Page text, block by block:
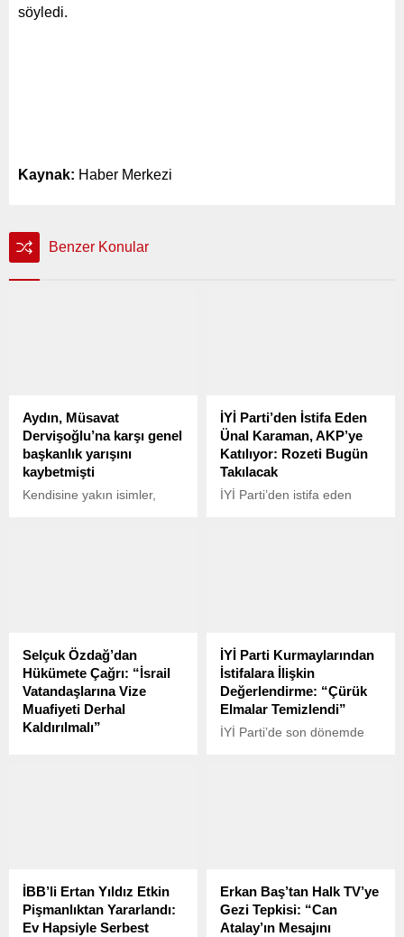
söyledi.
Kaynak: Haber Merkezi
Benzer Konular
Aydın, Müsavat
Dervişoğlu’na karşı genel
başkanlık yarışını
kaybetmişti
Kendisine yakın isimler,
İYİ Parti’den İstifa Eden
Ünal Karaman, AKP’ye
Katılıyor: Rozeti Bugün
Takılacak
İYİ Parti’den istifa eden
Selçuk Özdağ’dan
Hükümete Çağrı: “İsrail
Vatandaşlarına Vize
Muafiyeti Derhal
Kaldırılmalı”
İYİ Parti Kurmaylarından
İstifalara İlişkin
Değerlendirme: “Çürük
Elmalar Temizlendi”
İYİ Parti’de son dönemde
İBB’li Ertan Yıldız Etkin
Pişmanlıktan Yararlandı:
Ev Hapsiyle Serbest
Erkan Baş’tan Halk TV’ye
Gezi Tepkisi: “Can
Atalay’ın Mesajını